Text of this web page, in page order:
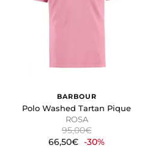
BARBOUR
Polo Washed Tartan Pique
ROSA
95,00€
66,50€ -30%